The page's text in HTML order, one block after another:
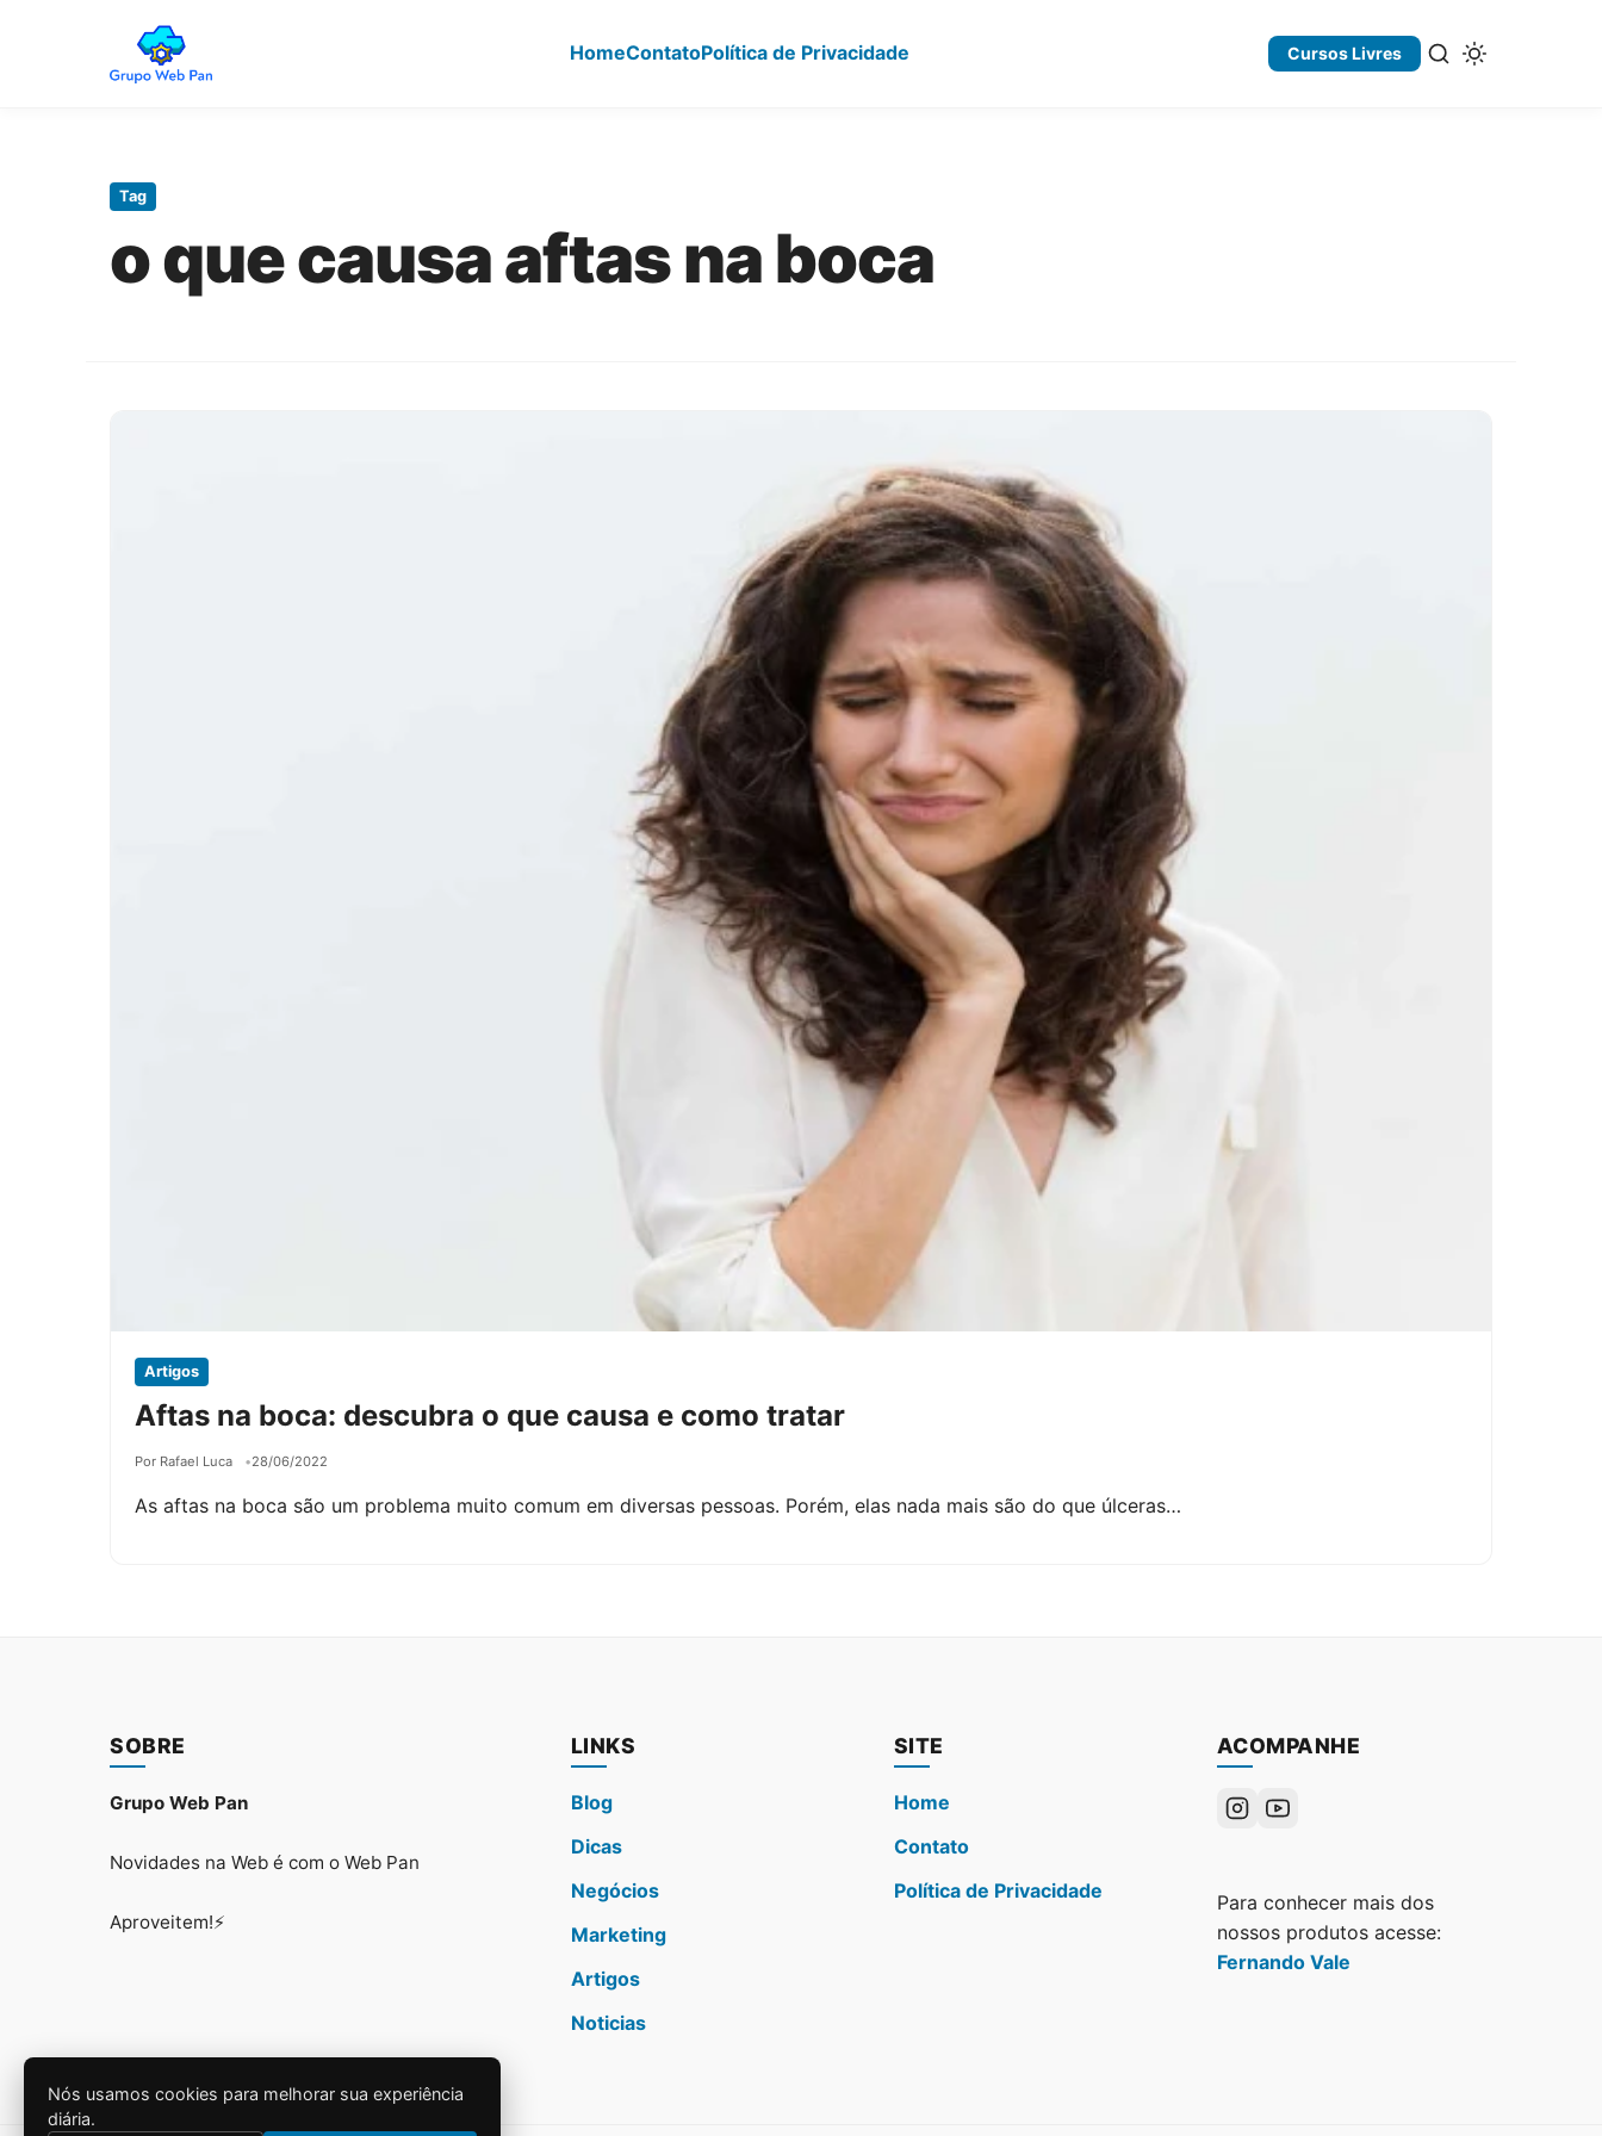
HomeContatoPolítica de Privacidade Cursos Livres
Tag
o que causa aftas na boca
Artigos
Aftas na boca: descubra o que causa e como tratar
Por Rafael Luca 28/06/2022
As aftas na boca são um problema muito comum em diversas pessoas. Porém, elas nada mais são do que úlceras…
SOBRE
Grupo Web Pan
Novidades na Web é com o Web Pan
Aproveitem!⚡
LINKS
Blog
Dicas
Negócios
Marketing
Artigos
Noticias
SITE
Home
Contato
Política de Privacidade
ACOMPANHE
Para conhecer mais dos
nossos produtos acesse:
Fernando Vale
Nós usamos cookies para melhorar sua experiência
diária.